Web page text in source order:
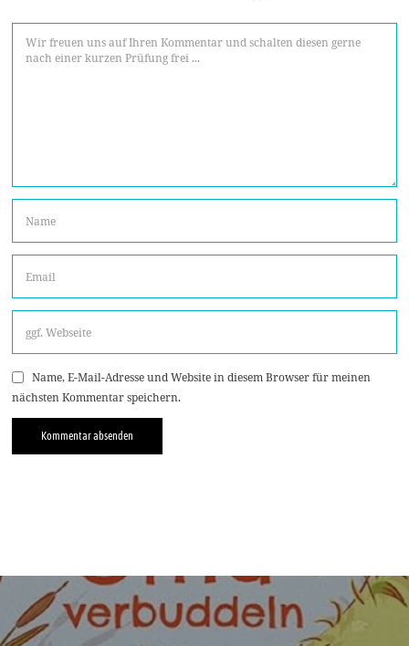
Name, E-Mail-Adresse und Website in diesem Browser für meinen
nächsten Kommentar speichern.